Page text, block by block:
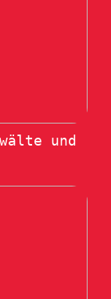
und